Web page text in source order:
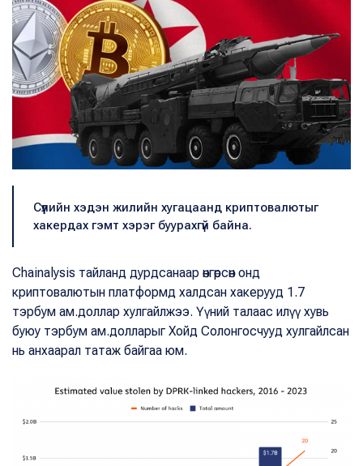
Сүүлийн хэдэн жилийн хугацаанд криптовалютыг
хакердах гэмт хэрэг буурахгүй байна.
Chainalysis тайланд дурдсанаар өнгөрсөн онд
криптовалютын платформд халдсан хакерууд 1.7
тэрбум ам.доллар хулгайлжээ. Үүний талаас илүү хувь
буюу тэрбум ам.долларыг Хойд Солонгосчууд хулгайлсан
нь анхаарал татаж байгаа юм.